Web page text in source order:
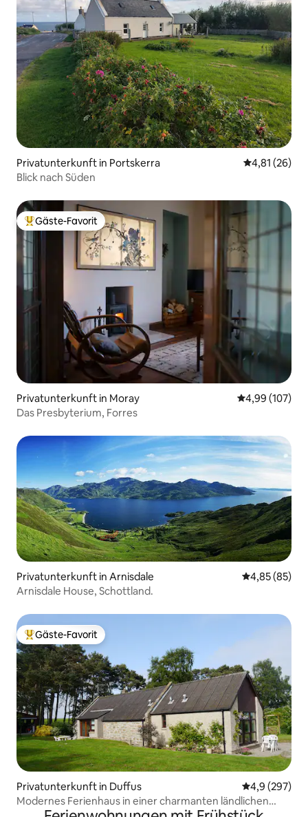
Privatunterkunft in Portskerra
4,81 (26)
Blick nach Süden
Beliebter Gäste-Favorit.
Gäste-Favorit
Privatunterkunft in Moray
4,99 (107)
Das Presbyterium, Forres
Privatunterkunft in Arnisdale
4,85 (85)
Arnisdale House, Schottland.
Beliebter Gäste-Favorit.
Gäste-Favorit
Privatunterkunft in Duffus
4,9 (297)
Modernes Ferienhaus in einer charmanten ländlichen
Umgebung